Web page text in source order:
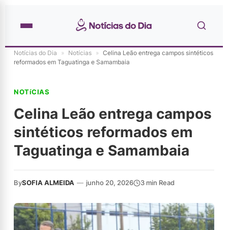
Notícias do Dia » Notícias » Celina Leão entrega campos sintéticos
reformados em Taguatinga e Samambaia
NOTíCIAS
Celina Leão entrega campos
sintéticos reformados em
Taguatinga e Samambaia
BySOFIA ALMEIDA — junho 20, 2026 3 min Read